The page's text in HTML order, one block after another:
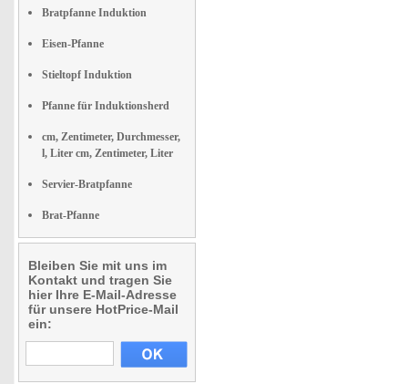
Bratpfanne Induktion
Eisen-Pfanne
Stieltopf Induktion
Pfanne für Induktionsherd
cm, Zentimeter, Durchmesser,
l, Liter cm, Zentimeter, Liter
Servier-Bratpfanne
Brat-Pfanne
Bleiben Sie mit uns im
Kontakt und tragen Sie
hier Ihre E-Mail-Adresse
für unsere HotPrice-Mail
ein: